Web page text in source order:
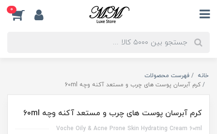
0
خانه
فهرست محصولات
کرم آبرسان پوست های چرب و مستعد آکنه وچه 60ml
کرم آبرسان پوست های چرب و مستعد آکنه وچه 60ml
Voche Oily & Acne Prone Skin Hydrating Cream 60ml